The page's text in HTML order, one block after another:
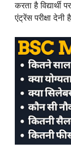
करता है
एंट्रेंस परीक्षा देनी